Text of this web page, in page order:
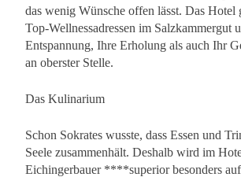
das wenig Wünsche offen lässt. Das Hotel
Top-Wellnessadressen im Salzkammergut
Entspannung, Ihre Erholung als auch Ihr
an oberster Stelle.
Das Kulinarium
Schon Sokrates wusste, dass Essen und
Seele zusammenhält. Deshalb wird im
Eichingerbauer ****superior besonders